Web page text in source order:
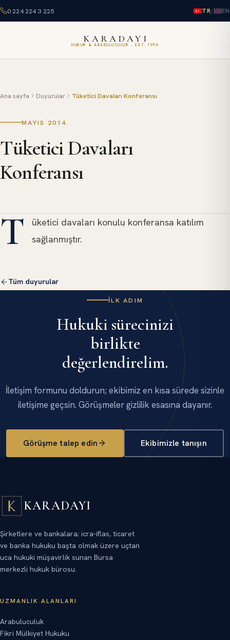
0 224 224 3 225 TR/ EN
KARADAYI
HUKUK & ARABULUCULUK · EST. 1996
Ana sayfa Duyurular Tüketici Davaları Konferansı
MAYIS 2014
Tüketici Davaları
Konferansı
T
üketici davaları konulu konferansa katılım
sağlanmıştır.
Tüm duyurular
İLK ADIM
Hukuki sürecinizi
birlikte
değerlendirelim.
İletişim formunu doldurun; ekibimiz en kısa sürede sizinle
iletişime geçsin. Görüşmeler gizlilik esasına dayanır.
Görüşme talep edin Ekibimizle tanışın
KARADAYI
Şirketlere ve bankalara; icra-iflas, ticaret
ve banka hukuku başta olmak üzere uçtan
uca hukuki müşavirlik sunan Bursa
merkezli hukuk bürosu.
UZMANLIK ALANLARI
Arabuluculuk
Fikri Mülkiyet Hukuku